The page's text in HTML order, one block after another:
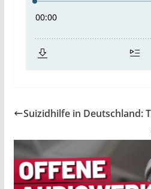
Suizidhilfe in Deutschland: